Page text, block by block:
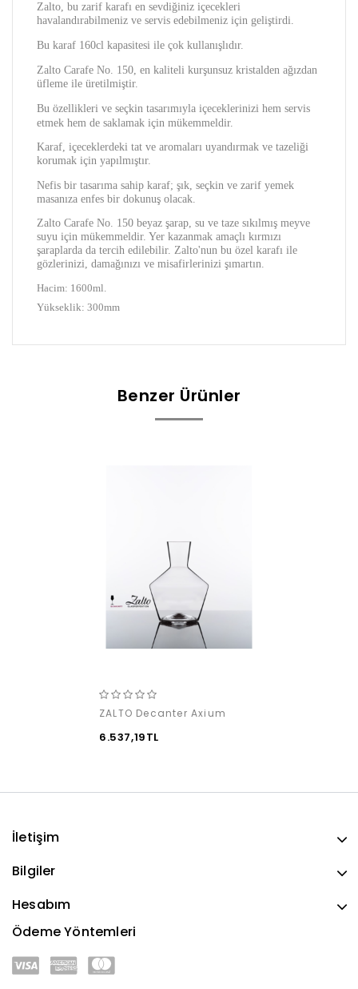
Zalto, bu zarif karafı en sevdiğiniz içecekleri
havalandırabilmeniz ve servis edebilmeniz için geliştirdi.
Bu karaf 160cl kapasitesi ile çok kullanışlıdır.
Zalto Carafe No. 150, en kaliteli kurşunsuz kristalden ağızdan
üfleme ile üretilmiştir.
Bu özellikleri ve seçkin tasarımıyla içeceklerinizi hem servis
etmek hem de saklamak için mükemmeldir.
Karaf, içeceklerdeki tat ve aromaları uyandırmak ve tazeliği
korumak için yapılmıştır.
Nefis bir tasarıma sahip karaf; şık, seçkin ve zarif yemek
masanıza enfes bir dokunuş olacak.
Zalto Carafe No. 150 beyaz şarap, su ve taze sıkılmış meyve
suyu için mükemmeldir. Yer kazanmak amaçlı kırmızı
şaraplarda da tercih edilebilir. Zalto'nun bu özel karafı ile
gözlerinizi, damağınızı ve misafirlerinizi şımartın.
Hacim: 1600ml.
Yükseklik: 300mm
Benzer Ürünler
ZALTO Decanter Axium
6.537,19TL
İletişim
Bilgiler
Hesabım
Ödeme Yöntemleri